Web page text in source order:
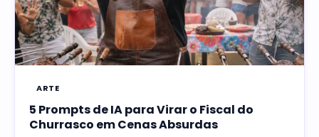
ARTE
5 Prompts de IA para Virar o Fiscal do
Churrasco em Cenas Absurdas